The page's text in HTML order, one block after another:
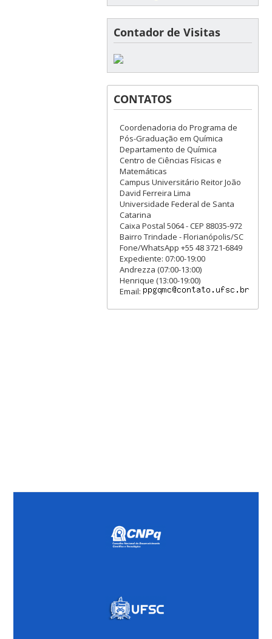
Contador de Visitas
CONTATOS
Coordenadoria do Programa de
Pós-Graduação em Química
Departamento de Química
Centro de Ciências Físicas e
Matemáticas
Campus Universitário Reitor João
David Ferreira Lima
Universidade Federal de Santa
Catarina
Caixa Postal 5064 - CEP 88035-972
Bairro Trindade - Florianópolis/SC
Fone/WhatsApp +55 48 3721-6849
Expediente: 07:00-19:00
Andrezza (07:00-13:00)
Henrique (13:00-19:00)
Email: